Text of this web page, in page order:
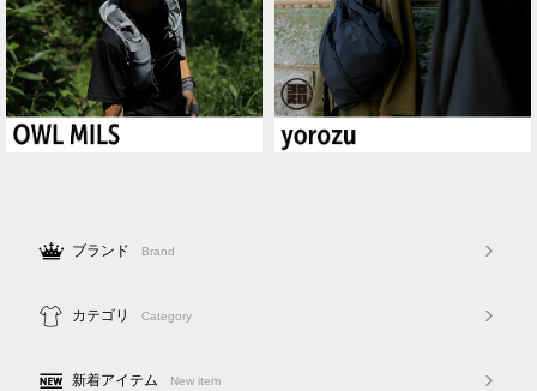
ブランド Brand
カテゴリ Category
新着アイテム New item